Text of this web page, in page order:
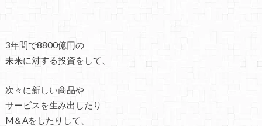
3年間で8800億円の
未来に対する投資をして、
次々に新しい商品や
サービスを生み出したり
M＆Aをしたりして、